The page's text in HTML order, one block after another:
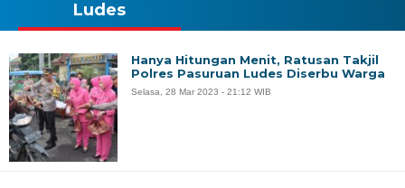
Ludes
Hanya Hitungan Menit, Ratusan Takjil
Polres Pasuruan Ludes Diserbu Warga
Selasa, 28 Mar 2023 - 21:12 WIB